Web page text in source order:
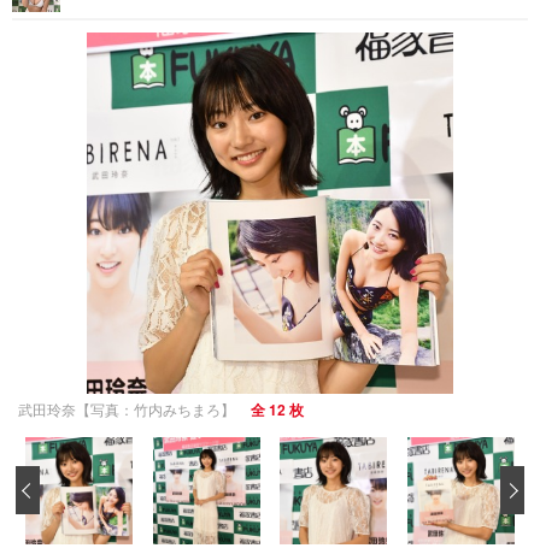
武田玲奈【写真：竹内みちまろ】 全 12 枚
‹